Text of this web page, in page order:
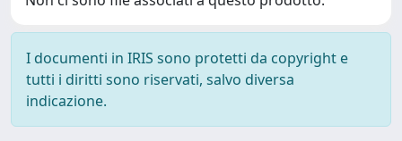
I documenti in IRIS sono protetti da copyright e
tutti i diritti sono riservati, salvo diversa
indicazione.